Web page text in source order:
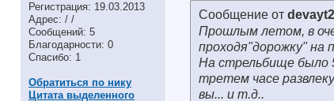
Регистрация: 19.03.2013
Адрес: / /
Сообщений: 5
Благодарности: 0
Спасибо: 1
Обратиться по нику
Цитата выделенного
Сообщение от
Прошлым летом, в
проходя"дорожку" на
На стрельбище было
третем часе
вы... и т.д..